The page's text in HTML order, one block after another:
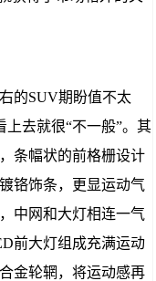
的SUV期盼值不太
上去就很“不一般”。其
条幅状的前格栅设计
铬饰条，更显运动气
中网和大灯相连一气
前大灯组成充满运动
金轮辋，将运动感再